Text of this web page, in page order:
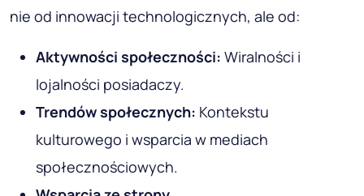
nie od innowacji technologicznych, ale od:
Aktywności społeczności: Wiralności i
lojalności posiadaczy.
Trendów społecznych: Kontekstu
kulturowego i wsparcia w mediach
społecznościowych.